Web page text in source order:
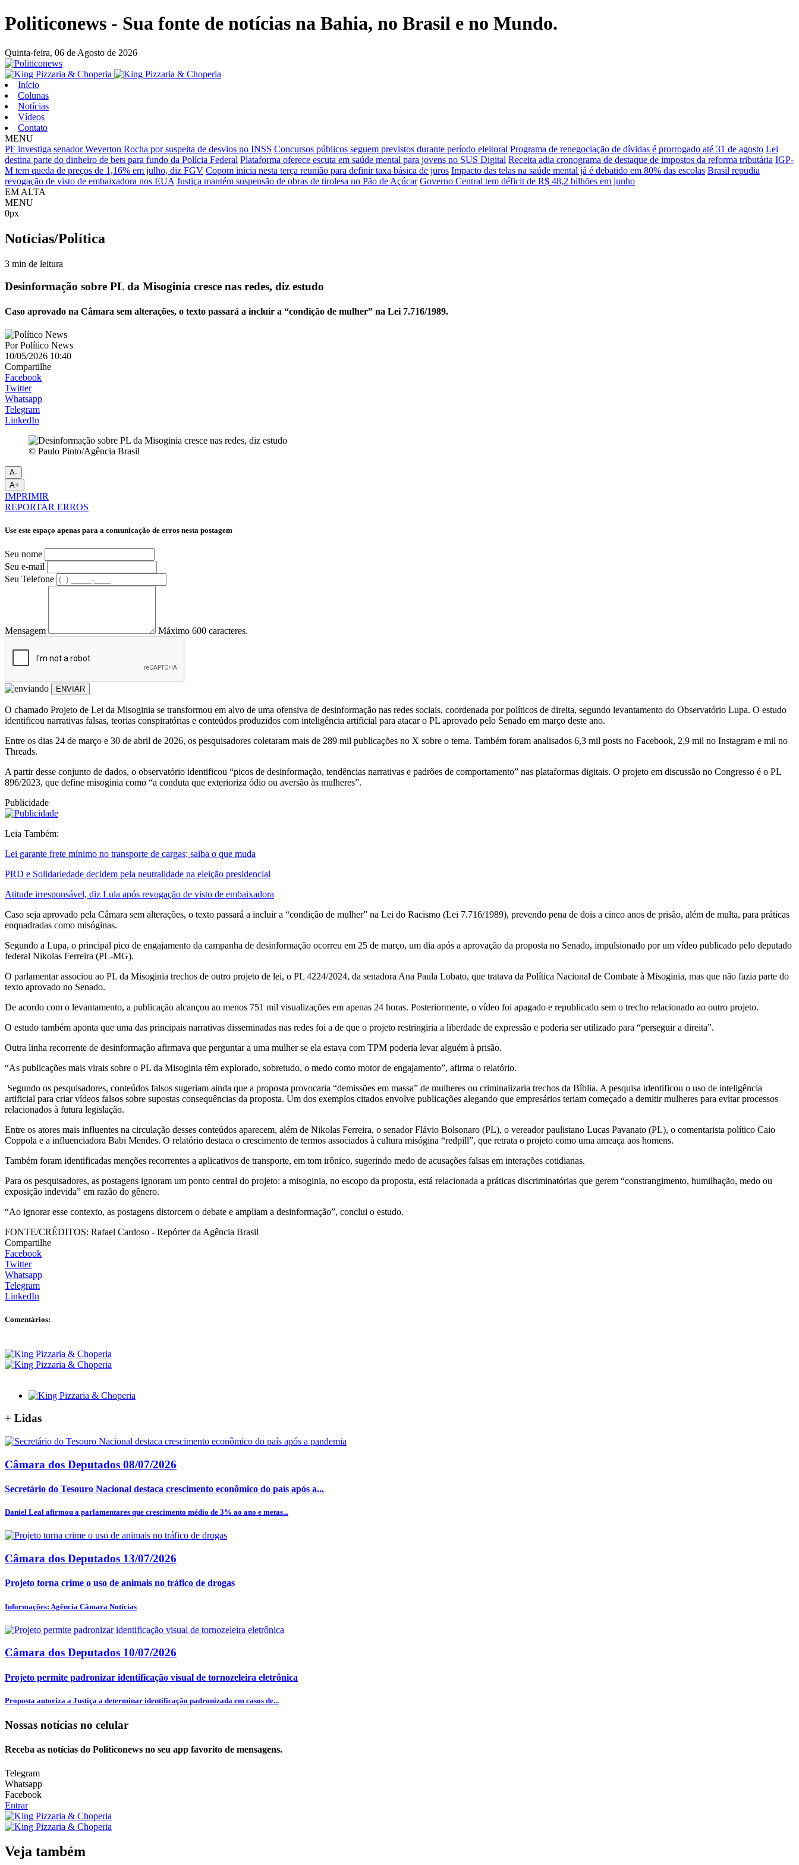
Politiconews - Sua fonte de notícias na Bahia, no Brasil e no Mundo.
Quinta-feira, 06 de Agosto de 2026
Início
Colunas
Notícias
Vídeos
Contato
MENU
PF investiga senador Weverton Rocha por suspeita de desvios no INSS Concursos públicos seguem previstos durante período eleitoral Programa de renegociação de dívidas é prorrogado até 31 de agosto Lei
destina parte do dinheiro de bets para fundo da Polícia Federal Plataforma oferece escuta em saúde mental para jovens no SUS Digital Receita adia cronograma de destaque de impostos da reforma tributária IGP-
M tem queda de preços de 1,16% em julho, diz FGV Copom inicia nesta terça reunião para definir taxa básica de juros Impacto das telas na saúde mental já é debatido em 80% das escolas Brasil repudia
revogação de visto de embaixadora nos EUA Justiça mantém suspensão de obras de tirolesa no Pão de Açúcar Governo Central tem déficit de R$ 48,2 bilhões em junho
EM ALTA
MENU
0px
Notícias/Política
3 min de leitura
Desinformação sobre PL da Misoginia cresce nas redes, diz estudo
Caso aprovado na Câmara sem alterações, o texto passará a incluir a “condição de mulher” na Lei 7.716/1989.
PorPolítico News
10/05/2026 10:40
Compartilhe
Facebook
Twitter
Whatsapp
Telegram
LinkedIn
© Paulo Pinto/Agência Brasil
A-
A+
IMPRIMIR
REPORTAR ERROS
Use este espaço apenas para a comunicação de erros nesta postagem
Seu nome
Seu e-mail
Seu Telefone
Mensagem Máximo 600 caracteres.
ENVIAR
O chamado Projeto de Lei da Misoginia se transformou em alvo de uma ofensiva de desinformação nas redes sociais, coordenada por políticos de direita, segundo levantamento do Observatório Lupa. O estudo
identificou narrativas falsas, teorias conspiratórias e conteúdos produzidos com inteligência artificial para atacar o PL aprovado pelo Senado em março deste ano.
Entre os dias 24 de março e 30 de abril de 2026, os pesquisadores coletaram mais de 289 mil publicações no X sobre o tema. Também foram analisados 6,3 mil posts no Facebook, 2,9 mil no Instagram e mil no
Threads.
A partir desse conjunto de dados, o observatório identificou “picos de desinformação, tendências narrativas e padrões de comportamento” nas plataformas digitais. O projeto em discussão no Congresso é o PL
896/2023, que define misoginia como “a conduta que exterioriza ódio ou aversão às mulheres”.
Publicidade
Leia Também:
Lei garante frete mínimo no transporte de cargas; saiba o que muda
PRD e Solidariedade decidem pela neutralidade na eleição presidencial
Atitude irresponsável, diz Lula após revogação de visto de embaixadora
Caso seja aprovado pela Câmara sem alterações, o texto passará a incluir a “condição de mulher” na Lei do Racismo (Lei 7.716/1989), prevendo pena de dois a cinco anos de prisão, além de multa, para práticas
enquadradas como misóginas.
Segundo a Lupa, o principal pico de engajamento da campanha de desinformação ocorreu em 25 de março, um dia após a aprovação da proposta no Senado, impulsionado por um vídeo publicado pelo deputado
federal Nikolas Ferreira (PL-MG).
O parlamentar associou ao PL da Misoginia trechos de outro projeto de lei, o PL 4224/2024, da senadora Ana Paula Lobato, que tratava da Política Nacional de Combate à Misoginia, mas que não fazia parte do
texto aprovado no Senado.
De acordo com o levantamento, a publicação alcançou ao menos 751 mil visualizações em apenas 24 horas. Posteriormente, o vídeo foi apagado e republicado sem o trecho relacionado ao outro projeto.
O estudo também aponta que uma das principais narrativas disseminadas nas redes foi a de que o projeto restringiria a liberdade de expressão e poderia ser utilizado para “perseguir a direita”.
Outra linha recorrente de desinformação afirmava que perguntar a uma mulher se ela estava com TPM poderia levar alguém à prisão.
“As publicações mais virais sobre o PL da Misoginia têm explorado, sobretudo, o medo como motor de engajamento”, afirma o relatório.
Segundo os pesquisadores, conteúdos falsos sugeriam ainda que a proposta provocaria “demissões em massa” de mulheres ou criminalizaria trechos da Bíblia. A pesquisa identificou o uso de inteligência
artificial para criar vídeos falsos sobre supostas consequências da proposta. Um dos exemplos citados envolve publicações alegando que empresários teriam começado a demitir mulheres para evitar processos
relacionados à futura legislação.
Entre os atores mais influentes na circulação desses conteúdos aparecem, além de Nikolas Ferreira, o senador Flávio Bolsonaro (PL), o vereador paulistano Lucas Pavanato (PL), o comentarista político Caio
Coppola e a influenciadora Babi Mendes. O relatório destaca o crescimento de termos associados à cultura misógina “redpill”, que retrata o projeto como uma ameaça aos homens.
Também foram identificadas menções recorrentes a aplicativos de transporte, em tom irônico, sugerindo medo de acusações falsas em interações cotidianas.
Para os pesquisadores, as postagens ignoram um ponto central do projeto: a misoginia, no escopo da proposta, está relacionada a práticas discriminatórias que gerem “constrangimento, humilhação, medo ou
exposição indevida” em razão do gênero.
“Ao ignorar esse contexto, as postagens distorcem o debate e ampliam a desinformação”, conclui o estudo.
FONTE/CRÉDITOS: Rafael Cardoso - Repórter da Agência Brasil
Compartilhe
Facebook
Twitter
Whatsapp
Telegram
LinkedIn
Comentários:
+ Lidas
Câmara dos Deputados 08/07/2026
Secretário do Tesouro Nacional destaca crescimento econômico do país após a...
Daniel Leal afirmou a parlamentares que crescimento médio de 3% ao ano e metas...
Câmara dos Deputados 13/07/2026
Projeto torna crime o uso de animais no tráfico de drogas
Informações: Agência Câmara Notícias
Câmara dos Deputados 10/07/2026
Projeto permite padronizar identificação visual de tornozeleira eletrônica
Proposta autoriza a Justiça a determinar identificação padronizada em casos de...
Nossas notícias no celular
Receba as notícias do Politiconews no seu app favorito de mensagens.
Telegram
Whatsapp
Facebook
Entrar
Veja também